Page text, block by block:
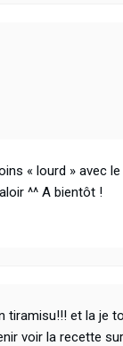
« lourd » avec
^^ A bientôt !
tiramisu!!! et la je
voir la recette